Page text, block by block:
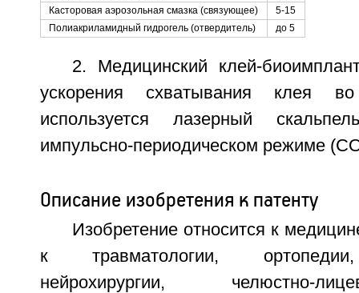
Касторовая аэрозольная смазка (связующее)
5-15
Полиакриламидный гидрогель (отвердитель)
до 5
2. Медицинский клей-
ускорения схватывания клея
используется лазерный
импульсно-периодическом режиме
Описание изобретения к патенту
Изобретение относится к
к травматологии,
нейрохирургии, челюстно-